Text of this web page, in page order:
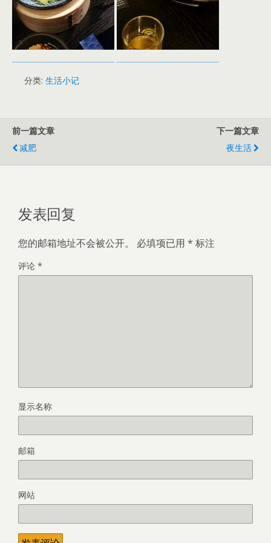
分类: 生活小记
前一篇文章
减肥
下一篇文章
夜生活
发表回复
您的邮箱地址不会被公开。 必填项已用 * 标注
评论 *
显示名称
邮箱
网站